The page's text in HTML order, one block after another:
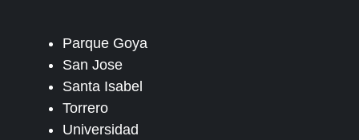
Parque Goya
San Jose
Santa Isabel
Torrero
Universidad